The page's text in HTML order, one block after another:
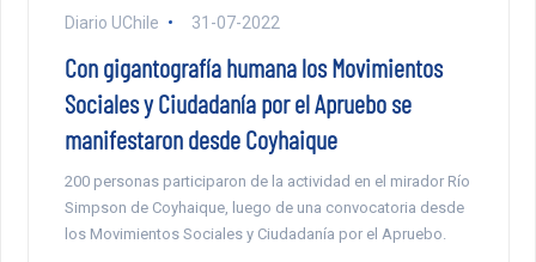
Diario UChile 31-07-2022
Con gigantografía humana los Movimientos
Sociales y Ciudadanía por el Apruebo se
manifestaron desde Coyhaique
200 personas participaron de la actividad en el mirador Río
Simpson de Coyhaique, luego de una convocatoria desde
los Movimientos Sociales y Ciudadanía por el Apruebo.